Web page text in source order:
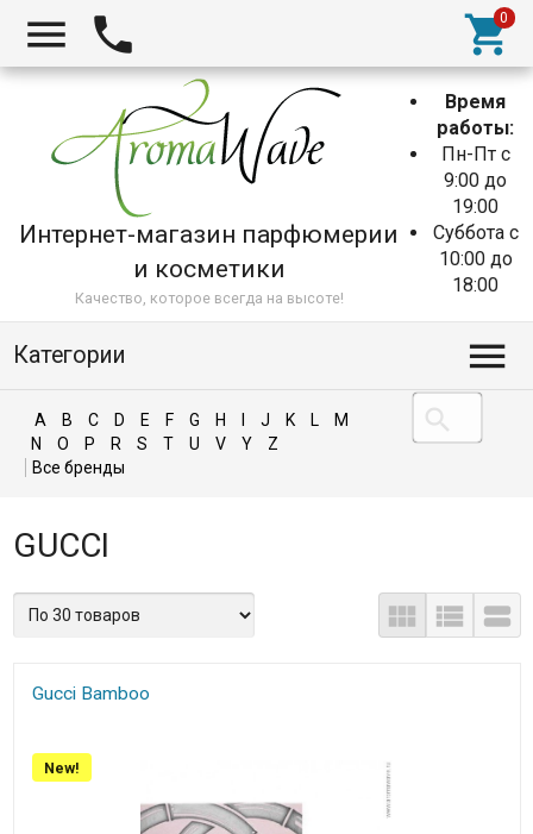
Интернет-магазин парфюмерии
и косметики
Качество, которое всегда на высоте!
Время
работы:
Пн-Пт с
9:00 до
19:00
Суббота с
10:00 до
18:00
Категории
A B C D E F G H J K L
M
N
O P R S T U V Y Z
GUCCI
Gucci Bamboo
New!